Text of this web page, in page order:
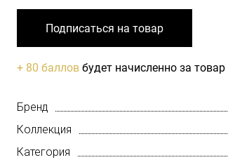
Подписаться на товар
+ 80 баллов будет начисленно за
Бренд
Коллекция
Категория